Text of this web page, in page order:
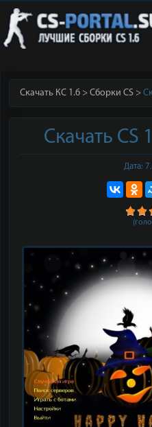
Скачать КС 1.6 Сборки CS
Скачать CS
Дата: